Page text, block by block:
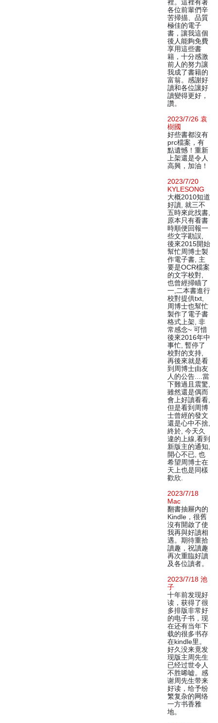
裡。這裡有著
各位前輩們辛
苦掃描、品質
極佳的電子
書，讓我這個
後人能夠免費
享用這些書
籍，十分感激
前人的努力讓
我成了書籍的
富翁。感謝好
讀和各位讓好
讀變得更好，
讚。
2023/7/26 袁
樹國
好些書都沒有
prc檔案，有
點遺憾！重新
上架還是令人
高興，加油！
2023/7/20
KYLESONG
大概2010知道
好讀, 就三不
五時來此找書,
原本只有看書
時順便回報一
些文字勘誤,
後來2015開始
幫忙周博士製
作電子書, 主
要是OCR檔案
的文字校對,
也曾經掃瞄了
一,二本書進行
校對提供txt,
周博士也幫忙
製作了電子書
格式上架, 非
常感念~ 可惜
後來2016年中
事忙, 暫停了
校對的支持,
再後來就是看
到周博士由友
人的公告....當
下難過且震驚,
雖然還是偶而
會上好讀看看,
但是看到周博
士曾經的發文
還是心中不捨,
終於, 今天久
違的上線,看到
新版主的通知,
開心不已, 也
希望周博士在
天上也是同樣
歡欣.
2023/7/18
Mac
翻書抽屜內的
Kindle，很舊
沒有開啟了使
我再與好讀相
遇。期待重拾
讀趣，祝讀趣
再次重臨好讀
及各位讀者。
2023/7/18 池
子
十年前发现好
读，获得了很
多排版非常好
的电子书，现
在还有当年下
载的很多书存
在kindle里。
好久没来竟发
现版主周先生
已经过世令人
不胜唏嘘。感
谢周先生带来
好读，给予纷
繁复杂的网络
一方书香雅
地。